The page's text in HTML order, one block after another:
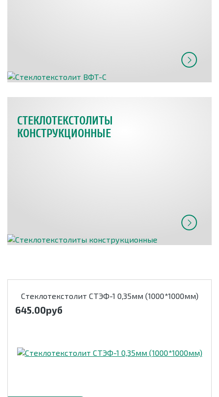
СТЕКЛОТЕКСТОЛИТЫ
КОНСТРУКЦИОННЫЕ
Стеклотекстолит СТЭФ-1 0,35мм (1000*1000мм)
645.00руб